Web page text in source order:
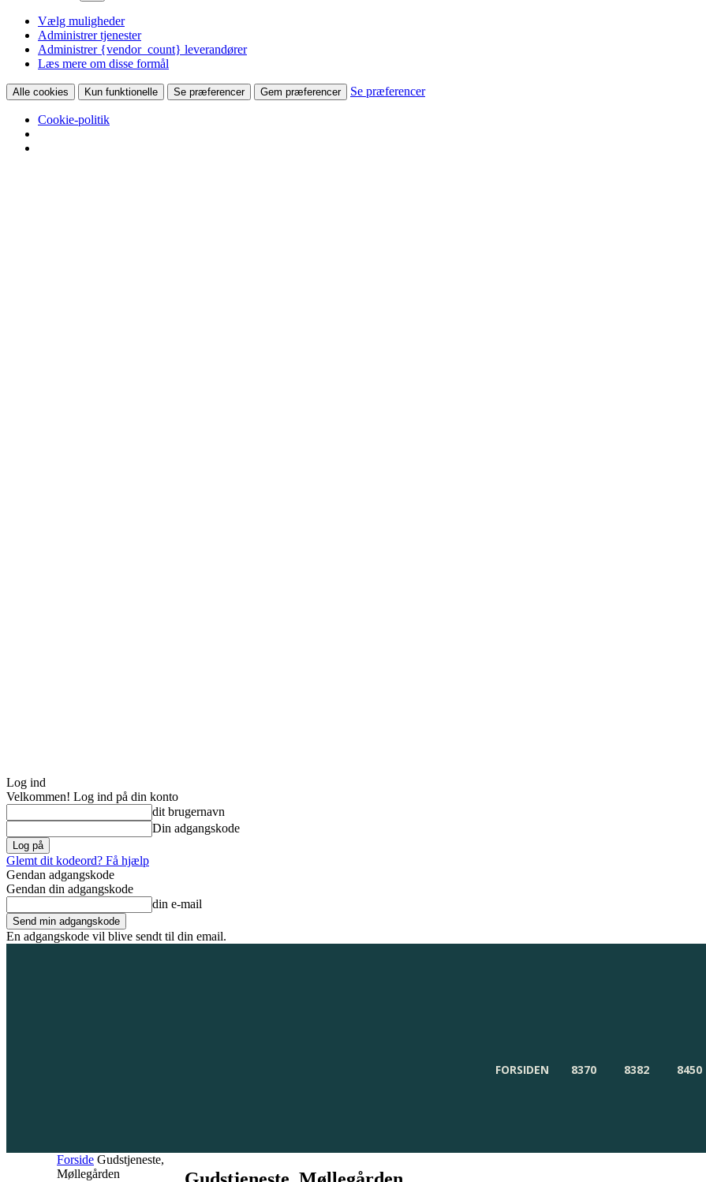
Vælg muligheder
Administrer tjenester
Administrer {vendor_count} leverandører
Læs mere om disse formål
Alle cookies Kun funktionelle Se præferencer Gem præferencer Se præferencer
Cookie-politik
Log ind
Velkommen! Log ind på din konto
dit brugernavn
Din adgangskode
Glemt dit kodeord? Få hjælp
Gendan adgangskode
Gendan din adgangskode
din e-mail
En adgangskode vil blive sendt til din email.
FORSIDEN 8370 8382 8450
Forside Gudstjeneste,
Møllegården